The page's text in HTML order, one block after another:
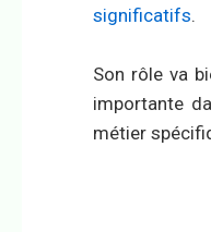
significatifs.
Son rôle va
importante
métier